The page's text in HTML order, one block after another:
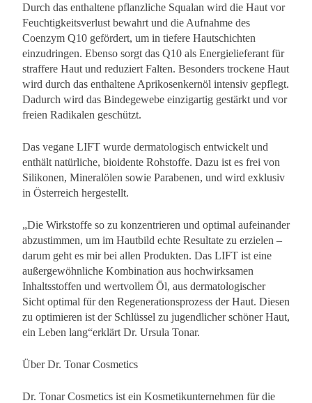
Durch das enthaltene pflanzliche Squalan wird die Haut vor
Feuchtigkeitsverlust bewahrt und die Aufnahme des
Coenzym Q10 gefördert, um in tiefere Hautschichten
einzudringen. Ebenso sorgt das Q10 als Energielieferant für
straffere Haut und reduziert Falten. Besonders trockene Haut
wird durch das enthaltene Aprikosenkernöl intensiv gepflegt.
Dadurch wird das Bindegewebe einzigartig gestärkt und vor
freien Radikalen geschützt.
Das vegane LIFT wurde dermatologisch entwickelt und
enthält natürliche, bioidente Rohstoffe. Dazu ist es frei von
Silikonen, Mineralölen sowie Parabenen, und wird exklusiv
in Österreich hergestellt.
„Die Wirkstoffe so zu konzentrieren und optimal aufeinander
abzustimmen, um im Hautbild echte Resultate zu erzielen –
darum geht es mir bei allen Produkten. Das LIFT ist eine
außergewöhnliche Kombination aus hochwirksamen
Inhaltsstoffen und wertvollem Öl, aus dermatologischer
Sicht optimal für den Regenerationsprozess der Haut. Diesen
zu optimieren ist der Schlüssel zu jugendlicher schöner Haut,
ein Leben lang“erklärt Dr. Ursula Tonar.
Über Dr. Tonar Cosmetics
Dr. Tonar Cosmetics ist ein Kosmetikunternehmen für die